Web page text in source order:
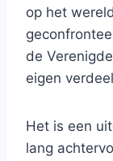
op het
de
eigen
Het is een
lang